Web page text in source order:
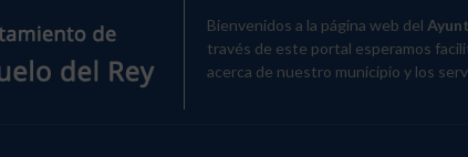
Bienvenidos a la página web del
través de este portal esperamos
acerca de nuestro municipio y los